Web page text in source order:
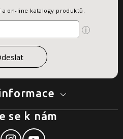
on-line katalogy produktů.
se k nám